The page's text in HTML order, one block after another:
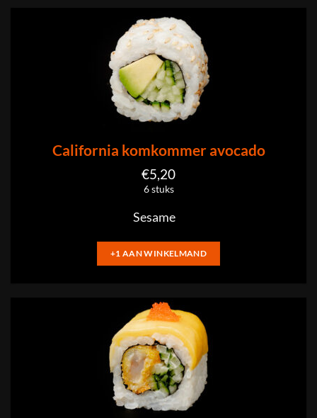
California komkommer avocado
€5,20
6 stuks
Sesame
+1 AAN WINKELMAND